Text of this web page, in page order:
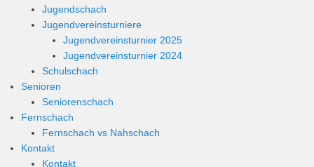
Jugendschach
Jugendvereinsturniere
Jugendvereinsturnier 2025
Jugendvereinsturnier 2024
Schulschach
Senioren
Seniorenschach
Fernschach
Fernschach vs Nahschach
Kontakt
Kontakt